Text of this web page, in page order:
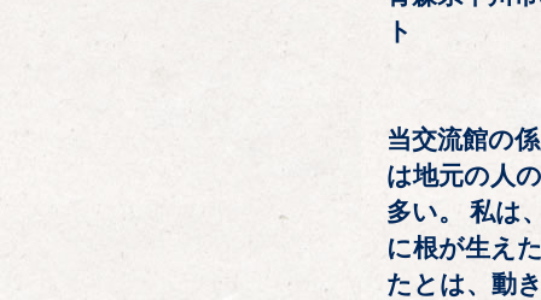
ト
当交流館の
は地元の人
多い。 私は
に根が生え
たとは、動